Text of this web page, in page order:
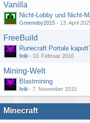
Vanilla
Nicht-Lobby und Nicht-
Greenoby2015 - 13. April
FreeBuild
Runecraft Portale
feilii - 10. Februar 2016
Mining-Welt
Blastmining
feilii - 7. November 2015
Minecraft